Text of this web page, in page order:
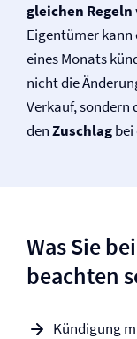
gleichen Regeln
Eigentümer
eines Monats
nicht die
Verkauf, sondern
denZuschlagbei
Was Sie
beachten
Kündigung